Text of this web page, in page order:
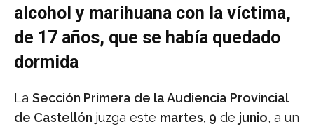
alcohol y marihuana con la víctima,
de 17 años, que se había quedado
dormida
La Sección Primera de la Audiencia Provincial
de Castellón juzga este martes, 9 de junio, a un